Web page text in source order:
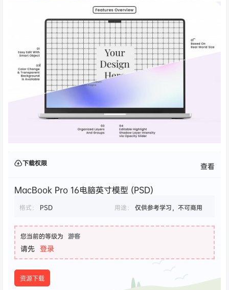
下载权限 查看
MacBook Pro 16电脑英寸模型 (PSD)
格式： PSD 用途： 仅供参考学习，不可商用
您当前的等级为 游客
请先 登录
资源下载